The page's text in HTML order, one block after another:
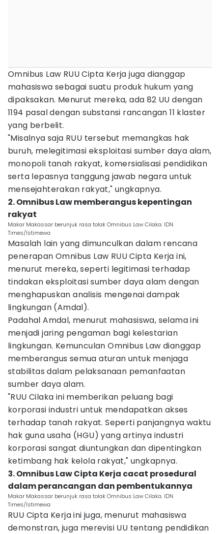
Omnibus Law RUU Cipta Kerja juga dianggap
mahasiswa sebagai suatu produk hukum yang
dipaksakan. Menurut mereka, ada 82 UU dengan
1194 pasal dengan substansi rancangan 11 klaster
yang berbelit.
"Misalnya saja RUU tersebut memangkas hak
buruh, melegitimasi eksploitasi sumber daya alam,
monopoli tanah rakyat, komersialisasi pendidikan
serta lepasnya tanggung jawab negara untuk
mensejahterakan rakyat," ungkapnya.
2. Omnibus Law memberangus kepentingan
rakyat
Makar Makassar berunjuk rasa tolak Omnibus Law Cilaka. IDN
Times/Istimewa
Masalah lain yang dimunculkan dalam rencana
penerapan Omnibus Law RUU Cipta Kerja ini,
menurut mereka, seperti legitimasi terhadap
tindakan eksploitasi sumber daya alam dengan
menghapuskan analisis mengenai dampak
lingkungan (Amdal).
Padahal Amdal, menurut mahasiswa, selama ini
menjadi jaring pengaman bagi kelestarian
lingkungan. Kemunculan Omnibus Law dianggap
memberangus semua aturan untuk menjaga
stabilitas dalam pelaksanaan pemanfaatan
sumber daya alam.
"RUU Cilaka ini memberikan peluang bagi
korporasi industri untuk mendapatkan akses
terhadap tanah rakyat. Seperti panjangnya waktu
hak guna usaha (HGU) yang artinya industri
korporasi sangat diuntungkan dan dipentingkan
ketimbang hak kelola rakyat," ungkapnya.
3. Omnibus Law Cipta Kerja cacat prosedural
dalam perancangan dan pembentukannya
Makar Makassar berunjuk rasa tolak Omnibus Law Cilaka. IDN
Times/Istimewa
RUU Cipta Kerja ini juga, menurut mahasiswa
demonstran, juga merevisi UU tentang pendidikan